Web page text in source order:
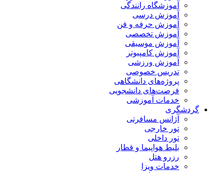
آموزشگاه رانندگی
آموزش درسی
آموزش حرفه و فن
آموزش تخصصی
آموزش موسیقی
آموزش کامپیوتر
آموزش ورزشی
تدریس خصوصی
پروژه‌های دانشگاهی
فرصت‌های دانشجویی
خدمات آموزشی
گردشگری
آژانس مسافرتی
تور خارجی
تور داخلی
بلیط هواپیما و قطار
رزرو هتل
خدمات ویزا